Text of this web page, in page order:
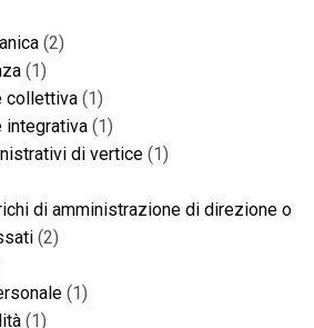
(2)
(1)
collettiva (1)
integrativa (1)
di vertice (1)
di amministrazione di direzione o
(2)
(1)
(1)